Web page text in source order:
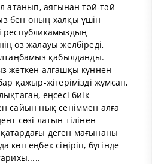
атанып, аяғынан тәй-тәй
бен оның халқы үшін
республикамыздың
өз жалауы желбіреді,
қабылданды.
жеткен алғашқы күннен
қажыр-жігерімізді жұмсап,
еңсесі биік
сайын нық сеніммен алға
сөзі латын тілінен
деген мағынаны
көп еңбек сіңіріп, бүгінде